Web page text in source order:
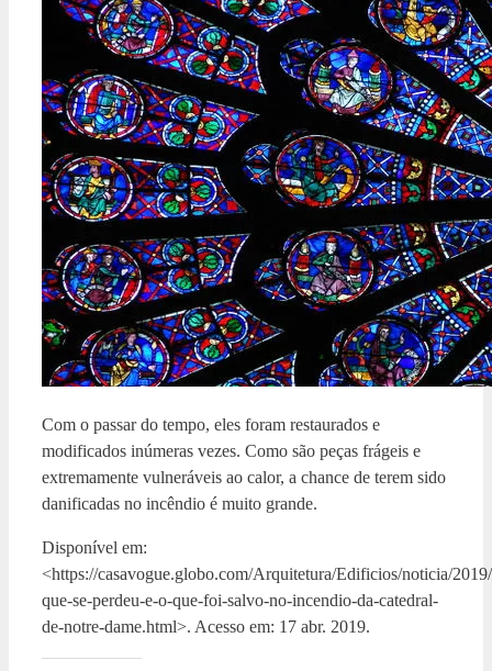
Com o passar do tempo, eles foram restaurados e
modificados inúmeras vezes. Como são peças frágeis e
extremamente vulneráveis ao calor, a chance de terem sido
danificadas no incêndio é muito grande.
Disponível em:
<https://casavogue.globo.com/Arquitetura/Edificios/noticia/
que-se-perdeu-e-o-que-foi-salvo-no-incendio-da-catedral-
de-notre-dame.html>. Acesso em: 17 abr. 2019.